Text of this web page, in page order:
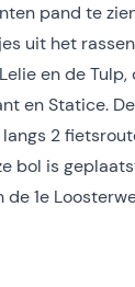
pand te
uit het
en de Tulp,
en Statice.
2
bol is
1e